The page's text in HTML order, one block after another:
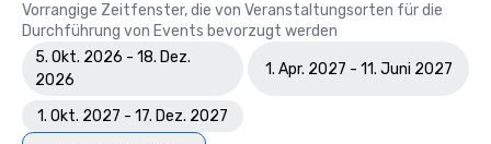
Vorrangige Zeitfenster, die von Veranstaltungsorten für die
Durchführung von Events bevorzugt werden
5. Okt. 2026 - 18. Dez.
2026
1. Apr. 2027 - 11. Juni 2027
1. Okt. 2027 - 17. Dez. 2027